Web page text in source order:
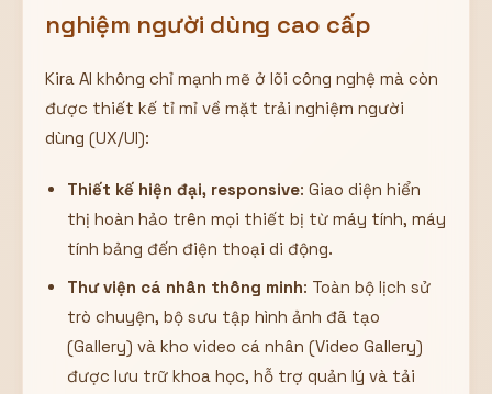
nghiệm người dùng cao cấp
Kira AI không chỉ mạnh mẽ ở lõi công nghệ mà còn
được thiết kế tỉ mỉ về mặt trải nghiệm người
dùng (UX/UI):
Thiết kế hiện đại, responsive: Giao diện hiển
thị hoàn hảo trên mọi thiết bị từ máy tính, máy
tính bảng đến điện thoại di động.
Thư viện cá nhân thông minh: Toàn bộ lịch sử
trò chuyện, bộ sưu tập hình ảnh đã tạo
(Gallery) và kho video cá nhân (Video Gallery)
được lưu trữ khoa học, hỗ trợ quản lý và tải